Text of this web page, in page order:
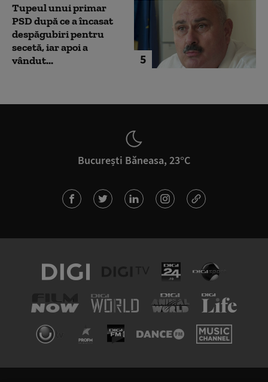
5
Tupeul unui primar
PSD după ce a încasat
despăgubiri pentru
secetă, iar apoi a
vândut...
București Băneasa, 23°C